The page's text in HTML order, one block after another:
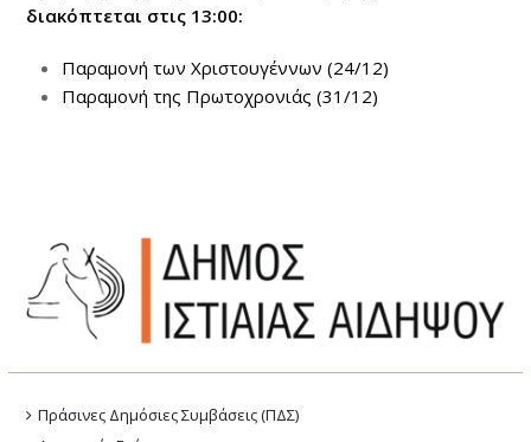
διακόπτεται στις 13:00:
Παραμονή των Χριστουγέννων (24/12)
Παραμονή της Πρωτοχρονιάς (31/12)
Πράσινες Δημόσιες Συμβάσεις (ΠΔΣ)